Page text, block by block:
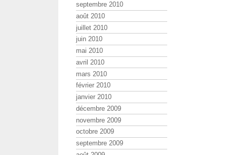
septembre 2010
août 2010
juillet 2010
juin 2010
mai 2010
avril 2010
mars 2010
février 2010
janvier 2010
décembre 2009
novembre 2009
octobre 2009
septembre 2009